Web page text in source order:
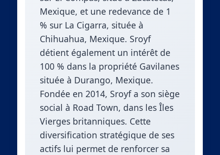
Mexique, et une redevance de 1
% sur La Cigarra, située à
Chihuahua, Mexique. Sroyf
détient également un intérêt de
100 % dans la propriété Gavilanes
située à Durango, Mexique.
Fondée en 2014, Sroyf a son siège
social à Road Town, dans les Îles
Vierges britanniques. Cette
diversification stratégique de ses
actifs lui permet de renforcer sa